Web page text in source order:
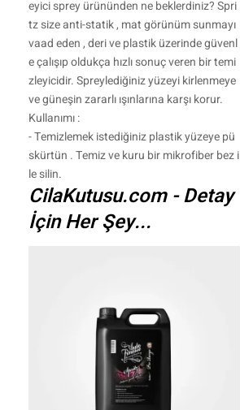
eyici sprey ürününden ne beklerdiniz? Spri
tz size anti-statik , mat görünüm sunmayı
vaad eden , deri ve plastik üzerinde güvenl
e çalışıp oldukça hızlı sonuç veren bir temi
zleyicidir. Spreylediğiniz yüzeyi kirlenmeye
ve güneşin zararlı ışınlarına karşı korur.
Kullanımı :
- Temizlemek istediğiniz plastik yüzeye pü
skürtün . Temiz ve kuru bir mikrofiber bez i
le silin.
CilaKutusu.com - Detay
İçin Her Şey...